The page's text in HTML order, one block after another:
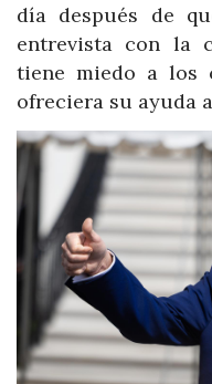
día después de
entrevista con la
tiene miedo a los
ofreciera su ayuda